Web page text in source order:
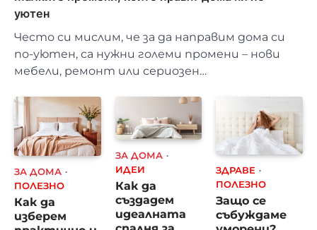
уютен
Често си мислим, че за да направим дома си
по-уютен, са нужни големи промени – нови
мебели, ремонт или сериозен…
ЗА ДОМА
ПОЛЕЗНО
Как да
изберем
ЗА ДОМА
ИДЕИ
Как да
създадем
идеалната
ЗДРАВЕ
ПОЛЕЗНО
Защо се
събуждаме